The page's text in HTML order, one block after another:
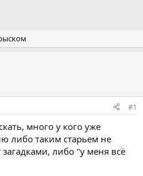
#1
много у кого уже
либо таким старьем не
либо "у меня всё